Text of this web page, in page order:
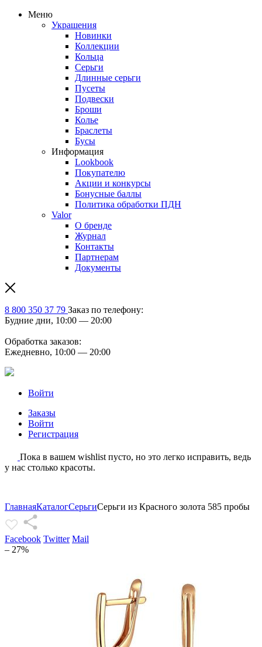
Меню
Украшения
Новинки
Коллекции
Кольца
Серьги
Длинные серьги
Пусеты
Подвески
Броши
Колье
Браслеты
Бусы
Информация
Lookbook
Покупателю
Акции и конкурсы
Бонусные баллы
Политика обработки ПДН
Valor
О бренде
Журнал
Контакты
Партнерам
Документы
8 800 350 37 79 Заказ по телефону:
Будние дни, 10:00 — 20:00
Обработка заказов:
Ежедневно, 10:00 — 20:00
Войти
Заказы
Войти
Регистрация
Пока в вашем wishlist пусто, но это легко исправить, ведь
у нас столько красоты.
ГлавнаяКаталогСерьгиСерьги из Красного золота 585 пробы
Facebook Twitter Mail
– 27%